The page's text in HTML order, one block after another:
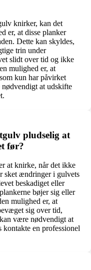
knirker, kan det
er, at disse planker
Dette kan skyldes,
trin under
slidt over tid og ikke
mulighed er, at
kun har påvirket
at udskifte
pludselig at
før?
at knirke, når det ikke
sket ændringer i gulvets
beskadiget eller
bøjer sig eller
mulighed er, at
sig over tid,
være nødvendigt at
en professionel